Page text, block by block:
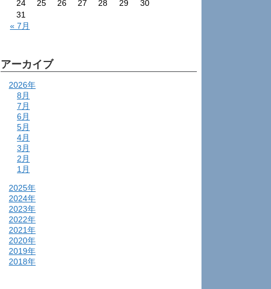
24
25 26 27 28 29
30
31
« 7月
アーカイブ
2026年
8月
7月
6月
5月
4月
3月
2月
1月
2025年
2024年
2023年
2022年
2021年
2020年
2019年
2018年